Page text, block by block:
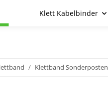
Klett Kabelbinder
Klettband Sonderposten